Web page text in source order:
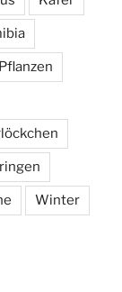
Pflanzen
Winter